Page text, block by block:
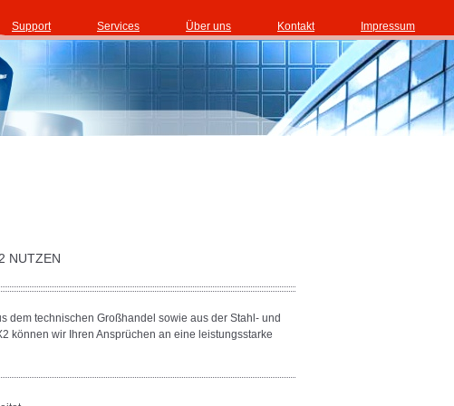
Support Services Über uns Kontakt Impressum
NUTZEN
dem technischen Großhandel sowie aus der Stahl- und
können wir Ihren Ansprüchen an eine leistungsstarke